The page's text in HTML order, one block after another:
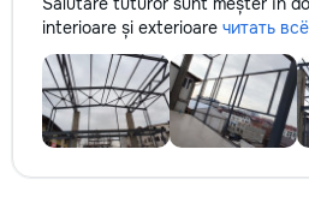
interioare și exterioare читать всё